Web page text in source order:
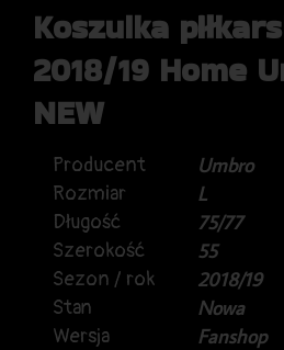
Koszulka
2018/19 Home
NEW
Producent
Umbro
Rozmiar
L
Długość
75/77
Szerokość
55
Sezon / rok
2018/19
Stan
Nowa
Wersja
Fanshop